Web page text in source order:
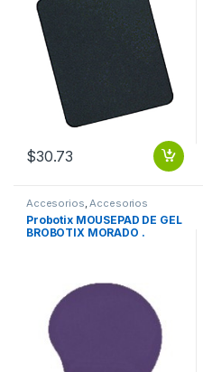
$30.73
Accesorios,Accesorios
Escritorio
Probotix MOUSEPAD DE GEL
BROBOTIX MORADO .